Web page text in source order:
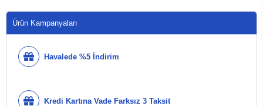
Ürün Kampanyaları
Havalede %5 İndirim
Kredi Kartına Vade Farksız 3 Taksit